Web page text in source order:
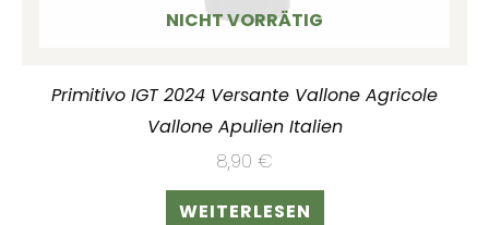
NICHT VORRÄTIG
Primitivo IGT 2024 Versante Vallone Agricole
Vallone Apulien Italien
8,90 €
WEITERLESEN